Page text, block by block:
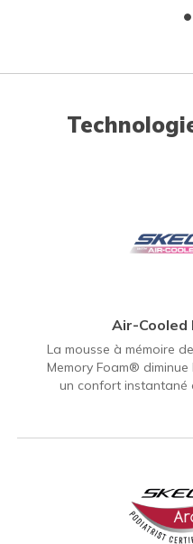
Air-Cooled
La mousse à mémoire
Memory Foam®
un confort instantané